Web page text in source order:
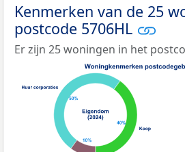
Kenmerken van de 25
postcode 5706HL
Er zijn 25 woningen in het